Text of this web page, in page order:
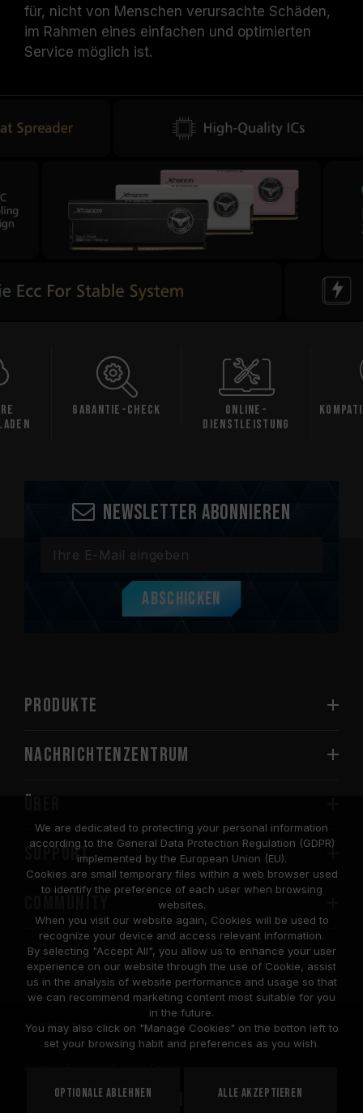
für, nicht von Menschen verursachte Schäden,
im Rahmen eines einfachen und optimierten
Service möglich ist.
Garantie-Check
Online-
Dienstleistung
Newsletter abonnieren
Abschicken
PRODUKTE
Nachrichtenzentrum
SUPPORT
COMMUNITY
© 2026 Team Group Inc. All Rights Reserved.
STANDORT
United
We are dedicated to protecting your personal information
according to the General Data Protection Regulation (GDPR)
implemented by the European Union (EU).
Cookies are small temporary files within a web browser used
to identify the preference of each user when browsing
websites.
When you visit our website again, Cookies will be used to
recognize your device and access relevant information.
By selecting "Accept All", you allow us to enhance your user
experience on our website through the use of Cookie, assist
us in the analysis of website performance and usage so that
we can recommend marketing content most suitable for you
in the future.
You may also click on "Manage Cookies" on the botton left to
set your browsing habit and preferences as you wish.
Optionale ablehnen Alle akzeptieren